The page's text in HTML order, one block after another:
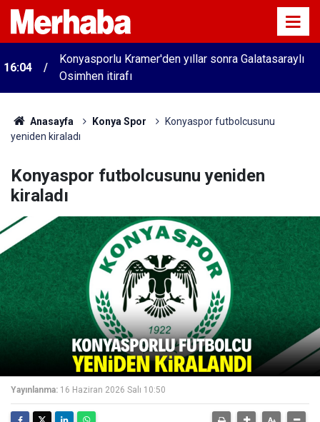
16:04
Konyasporlu Kramer'den yıllar sonra Galatasaraylı
Osimhen itirafı
Anasayfa Konya Spor
Konyaspor futbolcusunu
yeniden kiraladı
Konyaspor futbolcusunu yeniden
kiraladı
Yayınlanma: 16 Haziran 2026 Salı 10:50